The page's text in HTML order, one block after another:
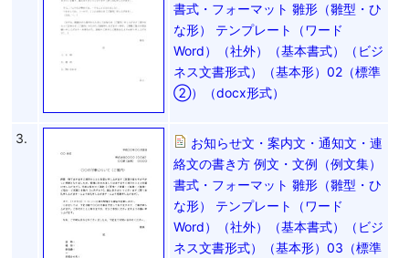
書式・フォーマット 雛形（雛型・ひ
な形） テンプレート（ワード
Word）（社外）（基本書式）（ビジ
ネス文書形式）（基本形）02（標準
②）（docx形式）
3.
お知らせ文・案内文・通知文・連
絡文の書き方 例文・文例（例文集）
書式・フォーマット 雛形（雛型・ひ
な形） テンプレート（ワード
Word）（社外）（基本書式）（ビジ
ネス文書形式）（基本形）03（標準